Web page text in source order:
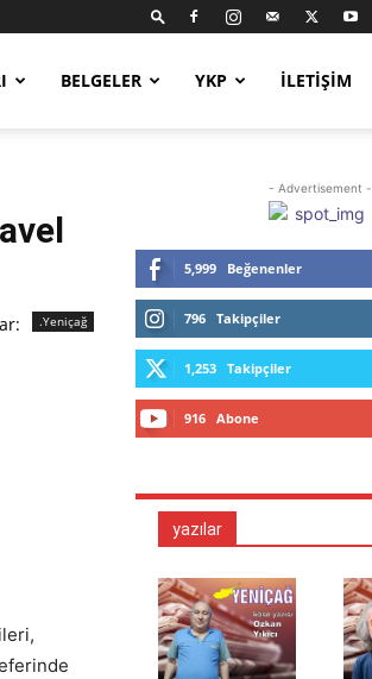
BELGELER YKP İLETIŞIM
.Yeniçağ
- Advertisement -
5,999 Beğenenler
796 Takipçiler
1,253 Takipçiler
916 Abone
yazılar